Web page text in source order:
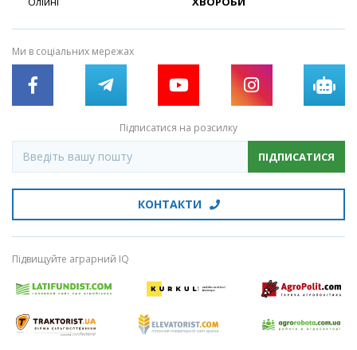
Ми в соціальних мережах
Підписатися на розсилку
ПІДПИСАТИСЯ
КОНТАКТИ
Підвищуйте аграрний IQ